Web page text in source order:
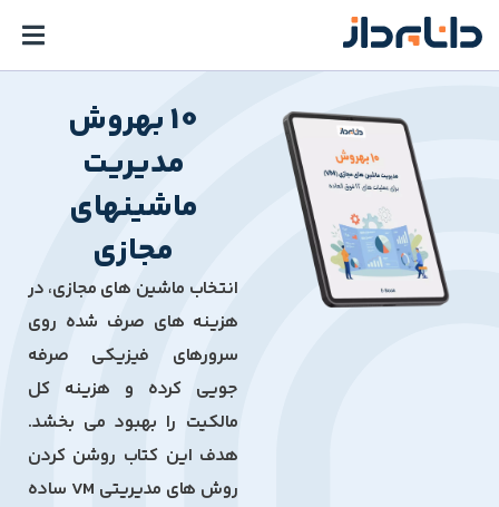
10 بهروش
مدیریت
ماشینهای
مجازی
انتخاب ماشین های مجازی، در
هزینه های صرف شده روی
سرورهای فیزیکی صرفه
جویی کرده و هزینه کل
مالکیت را بهبود می بخشد.
هدف این کتاب روشن کردن
روش های مدیریتی VM ساده